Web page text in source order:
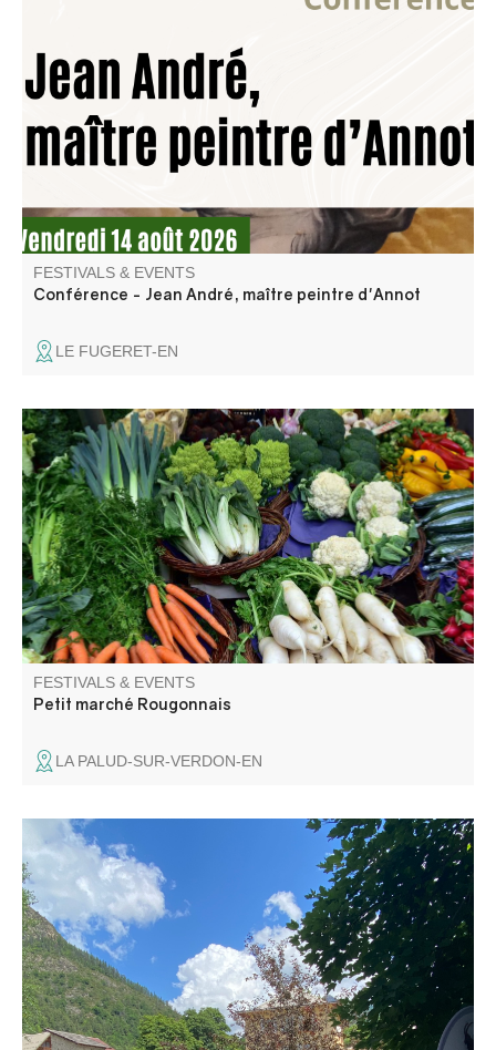
Jean André est un peintre du XVIIème siècle né à Annot
dont on sait peu de choses. Ce sont, en fin de compte, les
œuvres qu’il a laissées dans nos villages qui nous parlent
le mieux de lui. Un peintre de son temps…entre tradition
et modernité.
FESTIVALS & EVENTS
Conférence - Jean André, maître peintre d'Annot
LE FUGERET-EN
Come discover the flavors of our region!
FESTIVALS & EVENTS
Petit marché Rougonnais
LA PALUD-SUR-VERDON-EN
Animation proposée par le Parc national du Mercantour
avec Marc Aynié, accompagnateur en montagne. Sans
inscription, restez le temps que vous voulez ! Repli en
intérieur selon météo.